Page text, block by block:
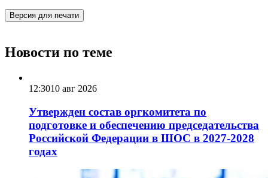
Версия для печати
Новости по теме
12:3010 авг 2026
Утвержден состав оргкомитета по
подготовке и обеспечению председательства
Российской Федерации в ШОС в 2027-2028
годах